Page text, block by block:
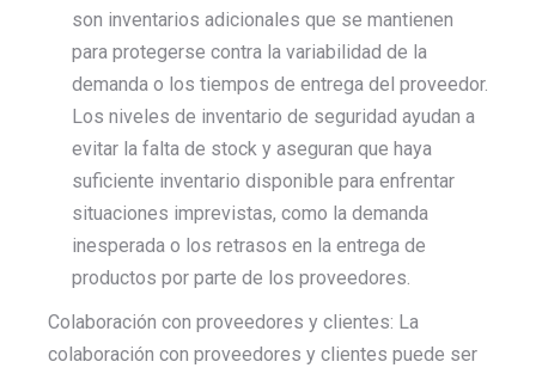
son inventarios adicionales que se mantienen
para protegerse contra la variabilidad de la
demanda o los tiempos de entrega del proveedor.
Los niveles de inventario de seguridad ayudan a
evitar la falta de stock y aseguran que haya
suficiente inventario disponible para enfrentar
situaciones imprevistas, como la demanda
inesperada o los retrasos en la entrega de
productos por parte de los proveedores.
Colaboración con proveedores y clientes: La
colaboración con proveedores y clientes puede ser